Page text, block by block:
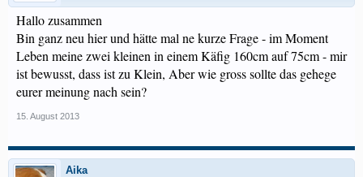
Hallo zusammen
Bin ganz neu hier und hätte mal ne kurze Frage - im Moment
Leben meine zwei kleinen in einem Käfig 160cm auf 75cm - mir
ist bewusst, dass ist zu Klein, Aber wie gross sollte das gehege
eurer meinung nach sein?
15. August 2013
Aika